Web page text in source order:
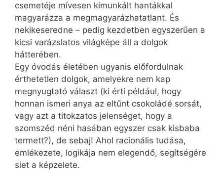
csemetéje mívesen kimunkált hantákkal
magyarázza a megmagyarázhatatlant. És
nekikeseredne – pedig kezdetben egyszerűen a
kicsi varázslatos világképe áll a dolgok
hátterében.
Egy óvodás életében ugyanis előfordulnak
érthetetlen dolgok, amelyekre nem kap
megnyugtató választ (ki érti például, hogy
honnan ismeri anya az eltűnt csokoládé sorsát,
vagy azt a titokzatos jelenséget, hogy a
szomszéd néni hasában egyszer csak kisbaba
termett?), de sebaj! Ahol racionális tudása,
emlékezete, logikája nem elegendő, segítségére
siet a képzelete.